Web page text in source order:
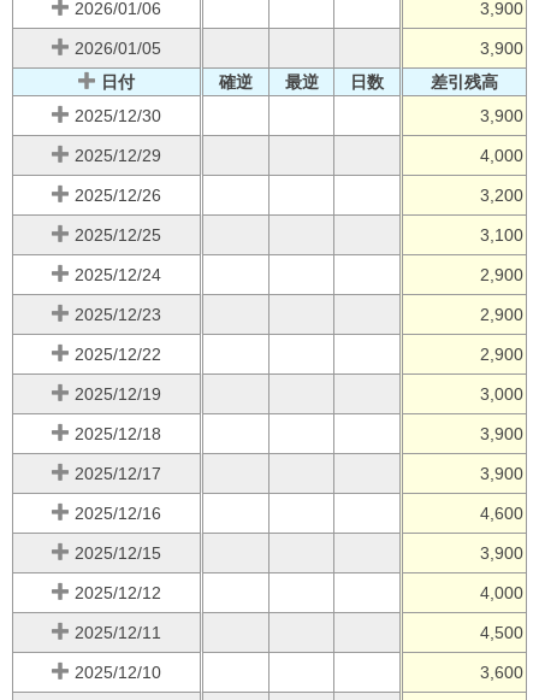
2026/01/06 3,900
2026/01/05
3,900
日付
確逆 最逆 日数
差引残高
2025/12/30
3,900
2025/12/29 4,000
2025/12/26 3,200
2025/12/25 3,100
2025/12/24 2,900
2025/12/23 2,900
2025/12/22 2,900
2025/12/19 3,000
2025/12/18 3,900
2025/12/17 3,900
2025/12/16 4,600
2025/12/15 3,900
2025/12/12 4,000
2025/12/11 4,500
2025/12/10 3,600